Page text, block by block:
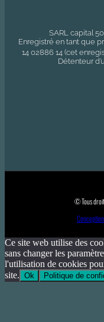
SARL capital
Enregistré en tant que
14 02886 14 (cet
Détenteur
© Tous
Ce site web utilise des
sans changer les
l'utilisation de cookies
site. Ok Politique de